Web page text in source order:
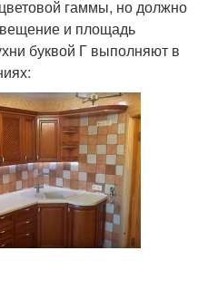
гаммы, но должно
и площадь
буквой Г выполняют в